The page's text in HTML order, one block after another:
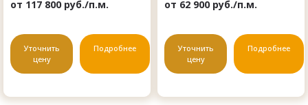
от 117 800 руб./п.м.
Уточнить
цену
Подробнее
от 62 900 руб./п.м.
Уточнить
цену
Подробнее